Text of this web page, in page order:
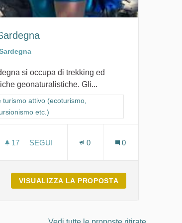
etc.)
si occupa di trekking ed
geonaturalistiche. Gli...
categoria: Ambito outdoor e turismo attivo (ecoturismo,
turismo attivo (ecoturismo,
etc.)
17 17 SOSTENITORI
SEGUI
0 0
VISUALIZZA LA PROPOSTA